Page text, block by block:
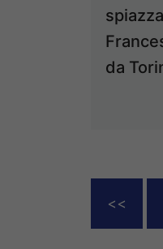
da
<<